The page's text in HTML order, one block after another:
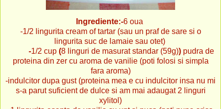
Ingrediente:-6 oua
-1/2 lingurita cream of tartar (sau un praf de sare si o
lingurita suc de lamaie sau otet)
-1/2 cup (8 linguri de masurat standar (59g)) pudra de
proteina din zer cu aroma de vanilie (poti folosi si simpla
fara aroma)
-indulcitor dupa gust (proteina mea e cu indulcitor insa nu mi
s-a parut suficient de dulce si am mai adaugat 2 linguri
xylitol)